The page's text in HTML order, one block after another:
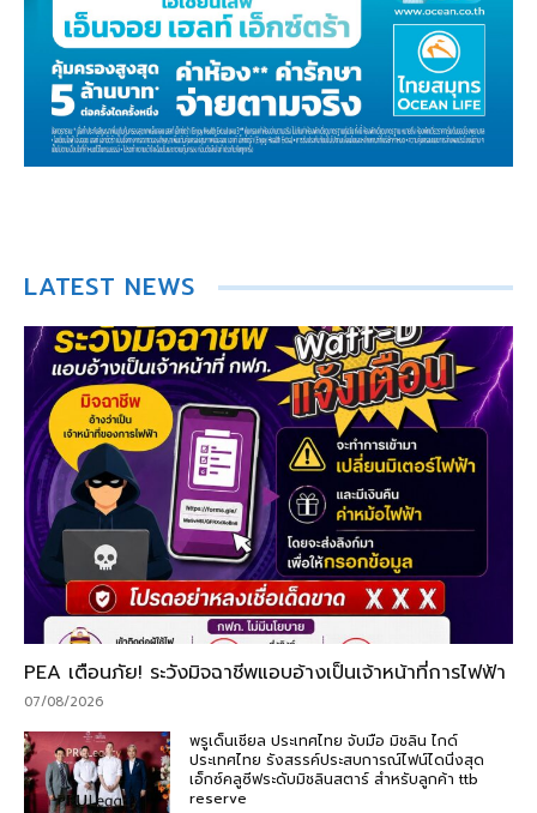
LATEST NEWS
PEA เตือนภัย! ระวังมิจฉาชีพแอบอ้างเป็นเจ้าหน้าที่การไฟฟ้า
07/08/2026
พรูเด็นเชียล ประเทศไทย จับมือ มิชลิน ไกด์
ประเทศไทย รังสรรค์ประสบการณ์ไฟน์ไดนิ่งสุด
เอ็กซ์คลูซีฟระดับมิชลินสตาร์ สำหรับลูกค้า ttb
reserve